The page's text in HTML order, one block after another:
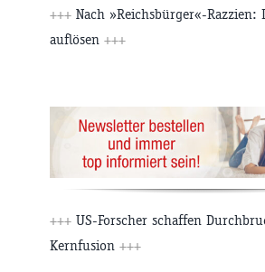
+++ Nach »Reichsbürger«-Razzien:
auflösen +++
+++ US-Forscher schaffen
Kernfusion +++